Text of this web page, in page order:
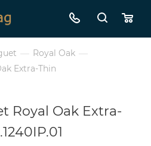
— Royal Oak —
Extra-Thin
Royal Oak Extra-